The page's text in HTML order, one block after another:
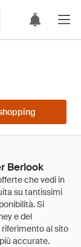
Berlook